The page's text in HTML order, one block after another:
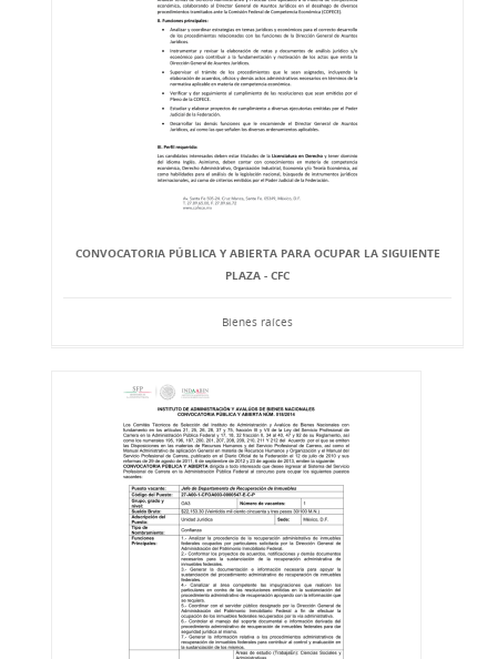
CONVOCATORIA PÚBLICA Y ABIERTA PARA OCUPAR LA SIGUIENTE
PLAZA - CFC
Bienes raíces